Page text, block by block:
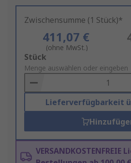
Zwischensumme (1 Stück)*
411,07 €
(ohne MwSt.)
Add
to
Basket
Stück
Menge auswählen oder eingeben
Lieferverfügbarkeit